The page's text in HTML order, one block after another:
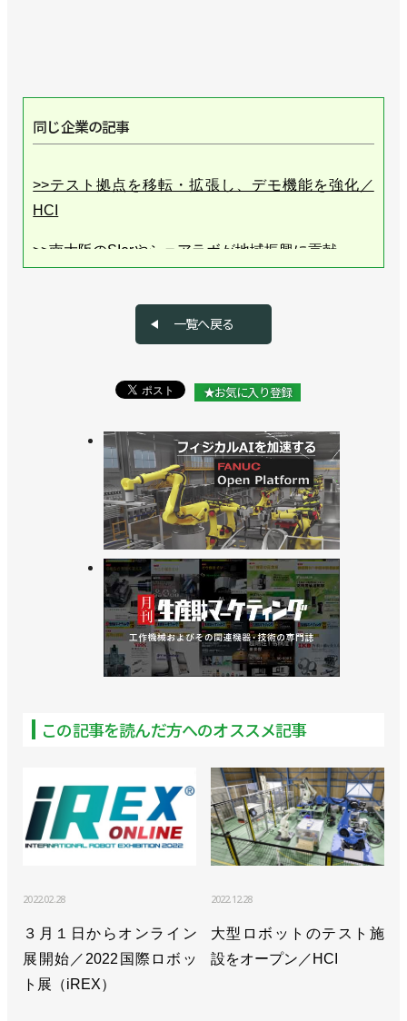
同じ企業の記事
>>テスト拠点を移転・拡張し、デモ機能を強化／
HCI
>>南大阪のSIerやシェアラボが地域振興に貢献
場にも提案／HCI
>>大型ロボットのテスト施設をオープン／HCI
>> [ショールーム探訪vol.5]関西最大規模の総合ショ
ールーム【後編】／HCI「ロボット・AIラボ、ロボ
ットセンター、ロボハウス」
>>[ショールーム探訪vol.5]関西最大規模の総合ショ
ールーム【前編】／HCI「ロボット・AIラボ、ロボ
ットセンター、ロボハウス」
>>SIerが中小企業向けに導入支援コンサル開始／
HCI
起点に【後編】／HCI
>>［SIerを訪ねてvol.4］地元企業のロボット普及の
一覧へ戻る
★お気に入り登録
この記事を読んだ方へのオススメ記事
2022.02.28
３月１日からオンライン
展開始／2022国際ロボッ
ト展（iREX）
2022.12.28
大型ロボットのテスト施
設をオープン／HCI